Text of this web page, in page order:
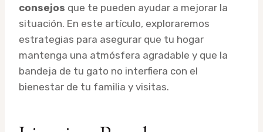
consejos que te pueden ayudar a mejorar la
situación. En este artículo, exploraremos
estrategias para asegurar que tu hogar
mantenga una atmósfera agradable y que la
bandeja de tu gato no interfiera con el
bienestar de tu familia y visitas.